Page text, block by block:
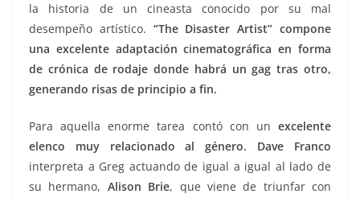
la historia de un cineasta conocido por su mal
desempeño artístico. “The Disaster Artist” compone
una excelente adaptación cinematográfica en forma
de crónica de rodaje donde habrá un gag tras otro,
generando risas de principio a fin.
Para aquella enorme tarea contó con un excelente
elenco muy relacionado al género. Dave Franco
interpreta a Greg actuando de igual a igual al lado de
su hermano, Alison Brie, que viene de triunfar con